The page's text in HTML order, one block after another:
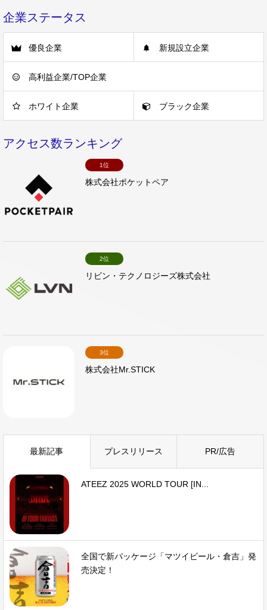
企業ステータス
優良企業 新規設立企業
高利益企業/TOP企業
ホワイト企業 ブラック企業
アクセス数ランキング
1位
株式会社ポケットペア
2位
リビン・テクノロジーズ株式会社
3位
株式会社Mr.STICK
最新記事 プレスリリース PR/広告
ATEEZ 2025 WORLD TOUR [IN...
全国で新パッケージ「マツイビール・倉吉」発
売決定！